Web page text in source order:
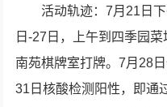
活动轨迹：7月21日
日-27日，上午到四季园
南苑棋牌室打牌。7月28
31日核酸检测阳性，即通